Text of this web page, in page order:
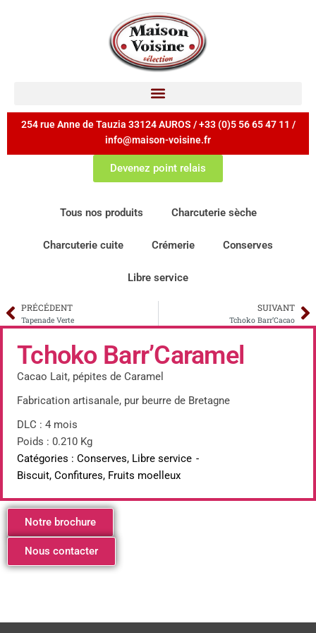
254 rue Anne de Tauzia 33124 AUROS / +33 (0)5 56 65 47 11 /
info@maison-voisine.fr
Devenez point relais
Tous nos produits Charcuterie sèche
Charcuterie cuite Crémerie Conserves
Libre service
PRÉCÉDENT
Tapenade Verte
SUIVANT
Tchoko Barr’Cacao
Tchoko Barr’Caramel
Cacao Lait, pépites de Caramel
Fabrication artisanale, pur beurre de Bretagne
DLC : 4 mois
Poids : 0.210 Kg
Catégories : Conserves, Libre service -
Biscuit, Confitures, Fruits moelleux
Notre brochure
Nous contacter